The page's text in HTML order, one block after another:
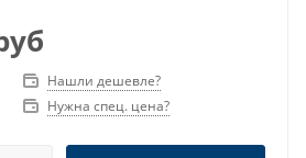
Нашли дешевле?
Нужна спец. цена?